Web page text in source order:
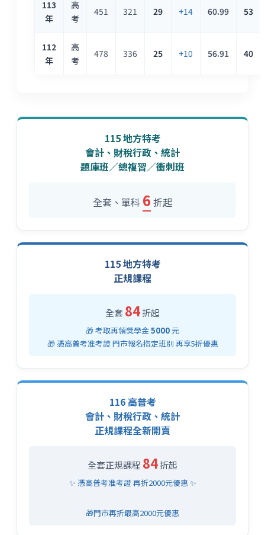
113
年
高
考
451 321 29 +14 60.99 53
112
年
高
考
478 336 25 +10 56.91 40
115 地方特考
會計、財稅行政、統計
題庫班／總複習／衝刺班
全套、單科 6 折起
115 地方特考
正規課程
全套84折起
🎁 考取再領獎學金5000元
🎁 憑高普考准考證 門市報名指定班別 再享5折優惠
116 高普考
會計、財稅行政、統計
正規課程全新開賣
全套正規課程 84折起
✨ 憑高普考准考證 再折2000元優惠 ✨
🎁門市再折最高2000元優惠